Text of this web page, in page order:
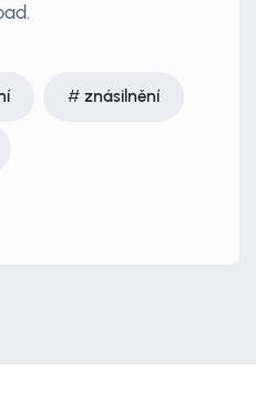
znásilnění